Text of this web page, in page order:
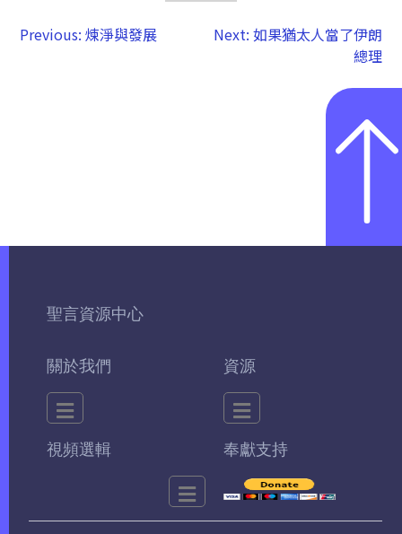
Previous: 煉淨與發展 Next: 如果猶太人當了伊朗
總理
聖言資源中心
關於我們 資源
視頻選輯 奉獻支持